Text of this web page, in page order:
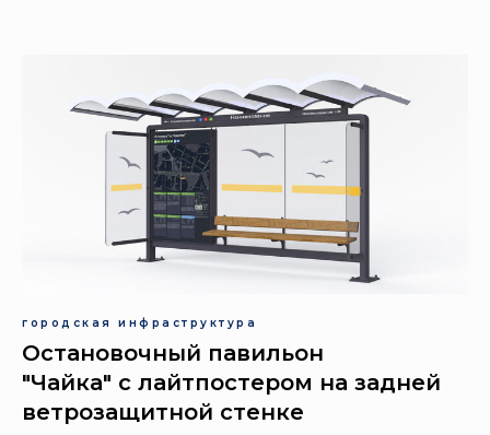
городская инфраструктура
Остановочный павильон
"Чайка" с лайтпостером на задней
ветрозащитной стенке